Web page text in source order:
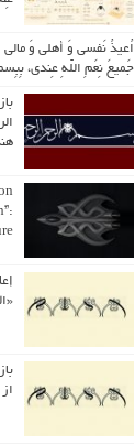
اُعیذُ نَفسی وَ أهلی وَ مالی
جَمیعَ نِعَمِ اللّهِ عِندی،